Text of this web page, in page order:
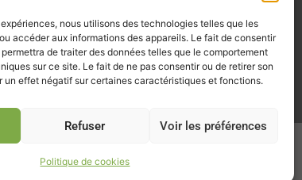
nous utilisons des technologies telles que les
accéder aux informations des appareils. Le fait de consentir
de traiter des données telles que le comportement
sur ce site. Le fait de ne pas consentir ou de retirer son
un effet négatif sur certaines caractéristiques et fonctions.
Refuser Voir les préférences
Politique de cookies
terrain de nos
de la filière, nos